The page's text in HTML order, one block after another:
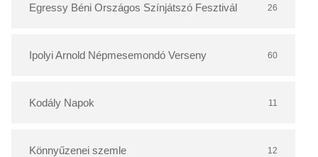
Egressy Béni Országos Színjátszó Fesztivál 26
Ipolyi Arnold Népmesemondó Verseny 60
Kodály Napok 11
Könnyűzenei szemle 12